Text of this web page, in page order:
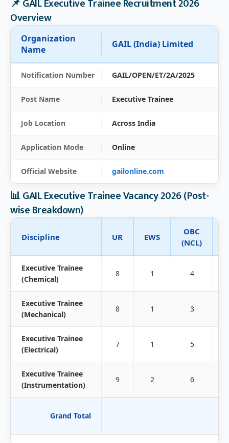
📌 GAIL Executive Trainee Recruitment 2026
Overview
Organization
Name
GAIL (India) Limited
Notification Number GAIL/OPEN/ET/2A/2025
Post Name Executive Trainee
Job Location Across India
Application Mode Online
Official Website gailonline.com
📊 GAIL Executive Trainee Vacancy 2026 (Post-
wise Breakdown)
Discipline UR EWS
OBC
(NCL)
Executive Trainee
(Chemical)
8 1 4
Executive Trainee
(Mechanical)
8 1 3
Executive Trainee
(Electrical)
7 1 5
Executive Trainee
(Instrumentation)
9 2 6
Grand Total